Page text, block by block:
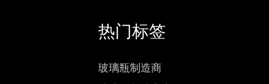
热门标签
玻璃瓶制造商